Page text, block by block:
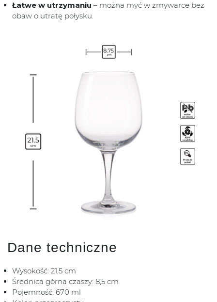
Łatwe w utrzymaniu – można myć w zmywarce bez
obaw o utratę połysku.
Dane techniczne
Wysokość: 21,5 cm
Średnica górna czaszy: 8,5 cm
Pojemność: 670 ml